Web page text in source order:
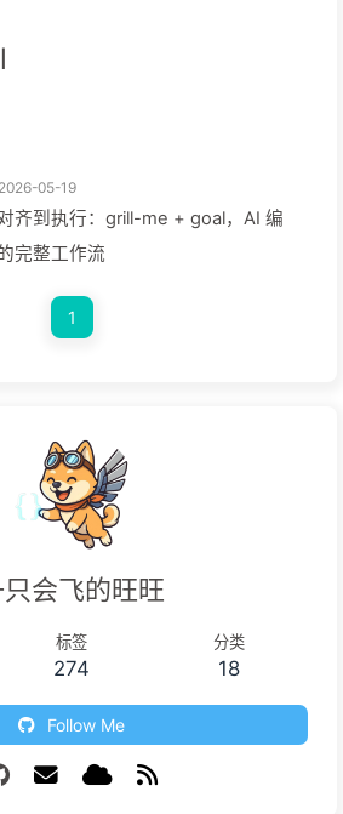
2026-05-19
齐到执行：grill-me + goal，AI 编
完整工作流
1
会飞的旺旺
标签
274
分类
18
Follow Me